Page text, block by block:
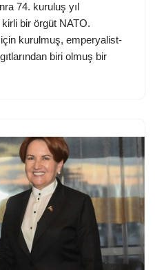
74. kuruluş yıl
bir örgüt NATO.
kurulmuş, emperyalist-
biri olmuş bir